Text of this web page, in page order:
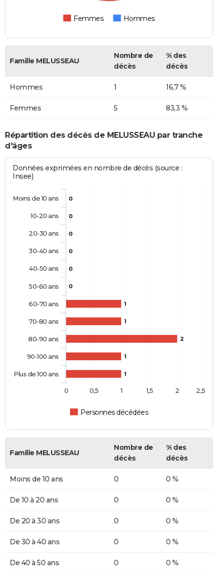
Femmes Hommes
Famille MELUSSEAU
Nombre de
décès
% des
décès
Hommes 1 16,7 %
Femmes 5 83,3 %
Répartition des décès de MELUSSEAU par tranche
d'âges
Données exprimées en nombre de décès (source :
Insee)
0
0
0
0
0
0
1
1
2
1
1
Personnes décédées
Moins de 10 ans
10-20 ans
20-30 ans
30-40 ans
40-50 ans
50-60 ans
60-70 ans
70-80 ans
80-90 ans
90-100 ans
Plus de 100 ans
0 0,5 1 1,5 2 2,5
Famille MELUSSEAU
Nombre de
décès
% des
décès
Moins de 10 ans 0 0 %
De 10 à 20 ans 0 0 %
De 20 à 30 ans 0 0 %
De 30 à 40 ans 0 0 %
De 40 à 50 ans 0 0 %